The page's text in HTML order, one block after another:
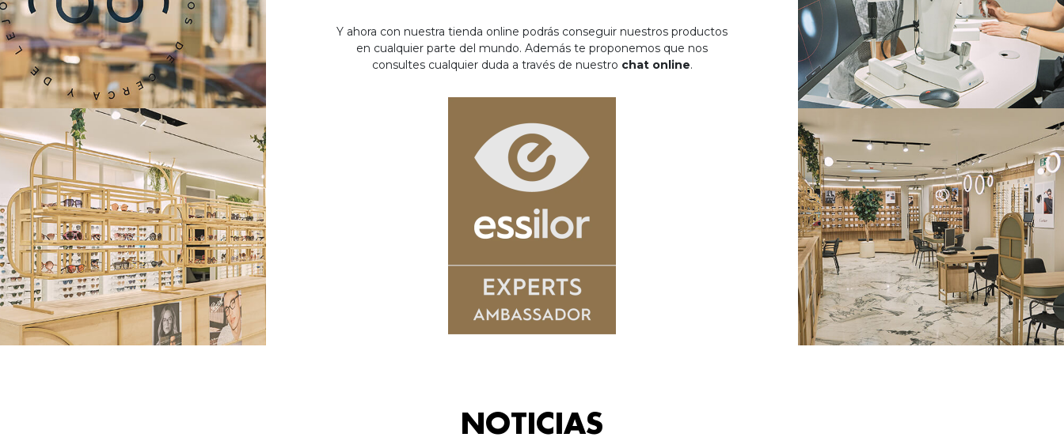
Y ahora con nuestra tienda online podrás conseguir nuestros productos
en cualquier parte del mundo. Además te proponemos que nos
consultes cualquier duda a través de nuestro chat online.
NOTICIAS